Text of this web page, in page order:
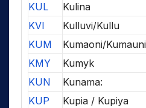
KUL
Kulina
KVI
Kulluvi/Kullu
KUM
Kumaoni/Kumauni
KMY
Kumyk
KUN
Kunama:
KUP
Kupia / Kupiya